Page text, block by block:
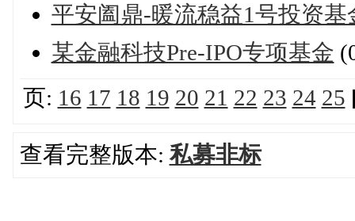
平安阖鼎-暖流稳益1号投资
某金融科技Pre-IPO专项基金
页: 16 17 18 19 20 21 22 23 24 25
查看完整版本:私募非标